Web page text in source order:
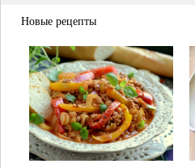
Новые рецепты